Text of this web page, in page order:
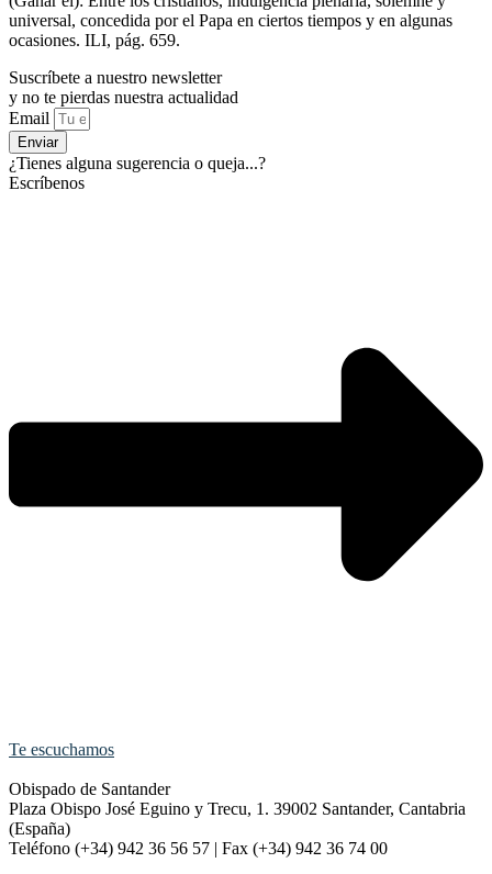
universal, concedida por el Papa en ciertos tiempos y en algunas
ocasiones. ILI, pág. 659.
Suscríbete a nuestro newsletter
y no te pierdas nuestra actualidad
Email
Enviar
¿Tienes alguna sugerencia o queja...?
Escríbenos
Te escuchamos
Obispado de Santander
Plaza Obispo José Eguino y Trecu, 1. 39002 Santander, Cantabria
(España)
Teléfono (+34) 942 36 56 57 | Fax (+34) 942 36 74 00